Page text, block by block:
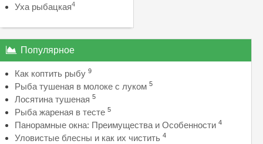
Уха рыбацкая4
Популярное
Как коптить рыбу 9
Рыба тушеная в молоке с луком 5
Лосятина тушеная 5
Рыба жареная в тесте 5
Панорамные окна: Преимущества и Особенности 4
Уловистые блесны и как их чистить 4